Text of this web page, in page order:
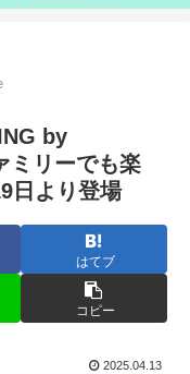
by
ミリーでも楽
日より登場
はてブ
コピー
2025.04.13